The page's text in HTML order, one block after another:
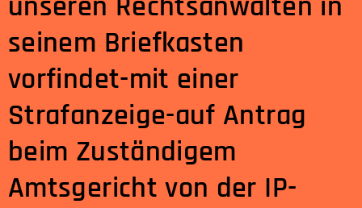
seinem Briefkasten
vorfindet-mit einer
Strafanzeige-auf Antrag
beim Zuständigem
Amtsgericht von der IP-